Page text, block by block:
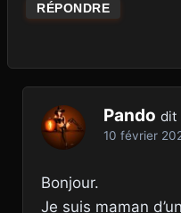
RÉPONDRE
Pando dit
10 février
Bonjour.
Je suis maman